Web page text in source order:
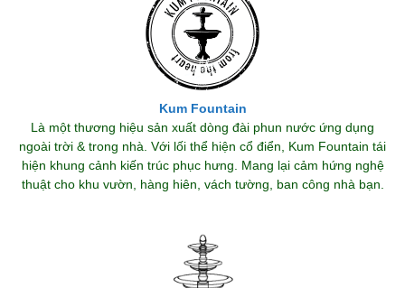
Kum Fountain
Là một thương hiệu sản xuất dòng đài phun nước ứng dụng
ngoài trời & trong nhà. Với lối thể hiện cổ điển, Kum Fountain tái
hiện khung cảnh kiến trúc phục hưng. Mang lại cảm hứng nghệ
thuật cho khu vườn, hàng hiên, vách tường, ban công nhà bạn.